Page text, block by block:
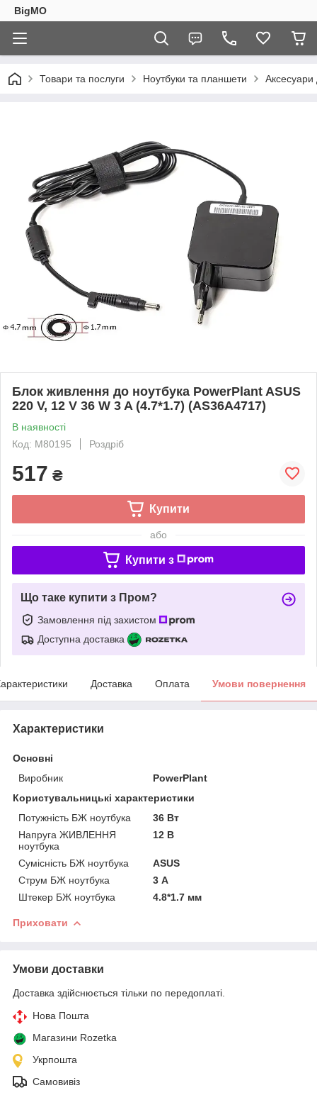
BigMO
Товари та послуги Ноутбуки та планшети Аксесуари
Блок живлення до ноутбука PowerPlant ASUS
220 V, 12 V 36 W 3 A (4.7*1.7) (AS36A4717)
В наявності
Код: M80195
Роздріб
517 ₴
Купити
або
Купити з
Що таке купити з Пром?
Замовлення під захистом
Доступна доставка
Доставка Оплата Умови повернення
Характеристики
Основні
Виробник
PowerPlant
Користувальницькі характеристики
Потужність БЖ ноутбука
36 Вт
Напруга ЖИВЛЕННЯ
ноутбука
12 В
Сумісність БЖ ноутбука
ASUS
Струм БЖ ноутбука
3 А
Штекер БЖ ноутбука
4.8*1.7 мм
Приховати
Умови доставки
Доставка здійснюється тільки по передоплаті.
Нова Пошта
Магазини Rozetka
Укрпошта
Самовивіз